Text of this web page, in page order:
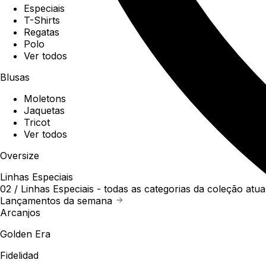
Especiais
T-Shirts
Regatas
Polo
Ver todos
Blusas
Moletons
Jaquetas
Tricot
Ver todos
Oversize
Linhas Especiais
02 / Linhas Especiais - todas as categorias da coleção
Lançamentos da semana
Arcanjos
Golden Era
Fidelidad